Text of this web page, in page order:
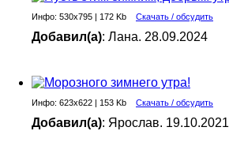
Инфо: 530х795 | 172 Kb Скачать / обсудить
Добавил(а): Лана. 28.09.2024
Инфо: 623х622 | 153 Kb Скачать / обсудить
Добавил(а): Ярослав. 19.10.2021